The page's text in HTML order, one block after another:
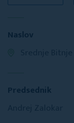
Naslov
Predsednik